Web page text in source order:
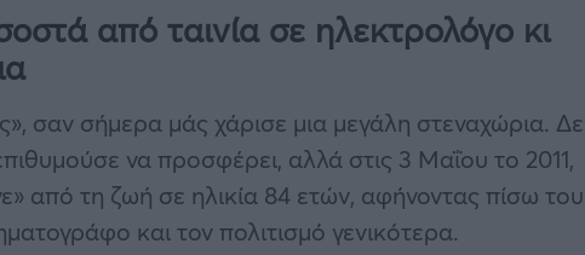
από ταινία σε ηλεκτρολόγο κι
σαν σήμερα μάς χάρισε μια μεγάλη στεναχώρια.
να προσφέρει, αλλά στις 3 Μαΐου το 2011,
από τη ζωή σε ηλικία 84 ετών, αφήνοντας πίσω του
και τον πολιτισμό γενικότερα.